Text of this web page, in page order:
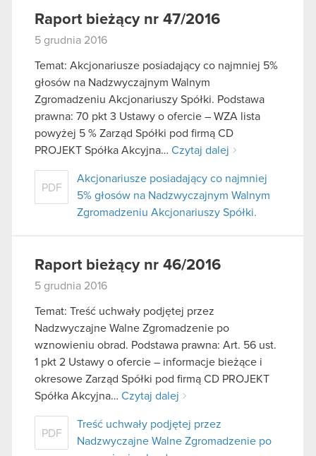
Raport bieżący nr 47/2016
5 grudnia 2016
Temat: Akcjonariusze posiadający co najmniej 5%
głosów na Nadzwyczajnym Walnym
Zgromadzeniu Akcjonariuszy Spółki. Podstawa
prawna: 70 pkt 3 Ustawy o ofercie – WZA lista
powyżej 5 % Zarząd Spółki pod firmą CD
PROJEKT Spółka Akcyjna… Czytaj dalej
PDF
Akcjonariusze posiadający co najmniej
5% głosów na Nadzwyczajnym Walnym
Zgromadzeniu Akcjonariuszy Spółki.
Raport bieżący nr 46/2016
5 grudnia 2016
Temat: Treść uchwały podjętej przez
Nadzwyczajne Walne Zgromadzenie po
wznowieniu obrad. Podstawa prawna: Art. 56 ust.
1 pkt 2 Ustawy o ofercie – informacje bieżące i
okresowe Zarząd Spółki pod firmą CD PROJEKT
Spółka Akcyjna… Czytaj dalej
PDF
Treść uchwały podjętej przez
Nadzwyczajne Walne Zgromadzenie po